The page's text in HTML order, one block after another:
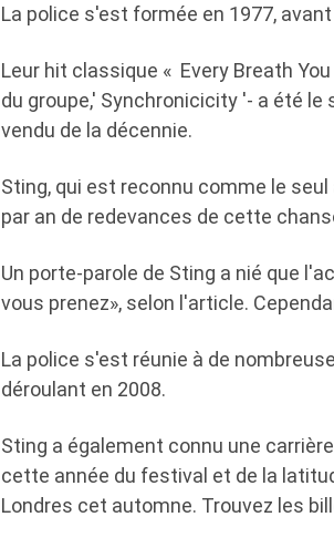
La police s'est formée en 1977,
Leur hit classique « Every Breath
du groupe,' Synchronicicity '- a été le
vendu de la décennie.
Sting, qui est reconnu comme le
par an de redevances de cette
Un porte-parole de Sting a nié que
vous prenez», selon l'article.
La police s'est réunie à de
déroulant en 2008.
Sting a également connu une
cette année du festival et de la
Londres cet automne. Trouvez les